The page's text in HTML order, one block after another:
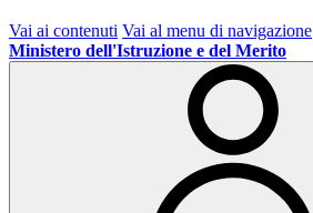
Vai ai contenuti Vai al menu di navigazione
Ministero dell'Istruzione e del Merito